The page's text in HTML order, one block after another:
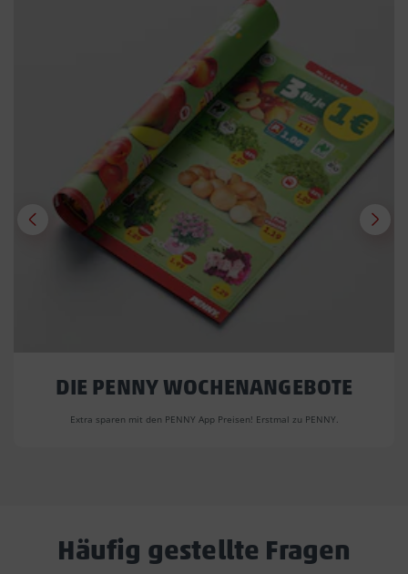
DIE PENNY WOCHENANGEBOTE
Extra sparen mit den PENNY App Preisen! Erstmal zu PENNY.
Häufig gestellte Fragen